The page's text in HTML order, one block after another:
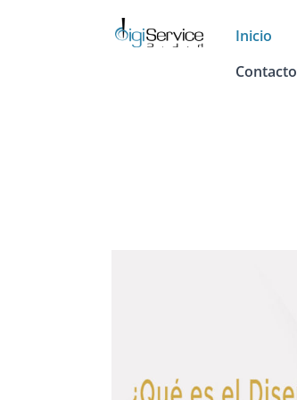
Inicio
Contacto